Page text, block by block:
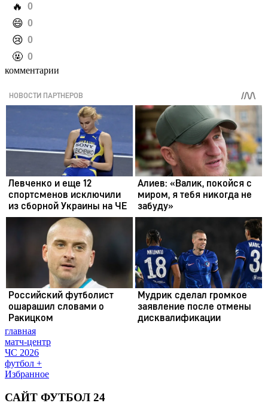
️🔥 0
️😄 0
️😢 0
️🤬 0
комментарии
главная
матч-центр
ЧС 2026
футбол +
Избранное
САЙТ ФУТБОЛ 24